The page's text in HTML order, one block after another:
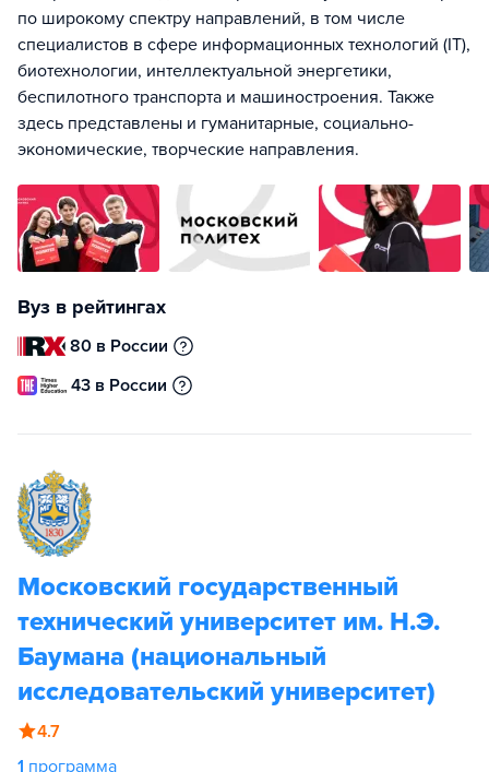
по широкому спектру направлений, в том числе
специалистов в сфере информационных технологий (IT),
биотехнологии, интеллектуальной энергетики,
беспилотного транспорта и машиностроения. Также
здесь представлены и гуманитарные, социально-
экономические, творческие направления.
Вуз в рейтингах
80 в России
43 в России
Московский государственный
технический университет им. Н.Э.
Баумана (национальный
исследовательский университет)
4.7
1 программа